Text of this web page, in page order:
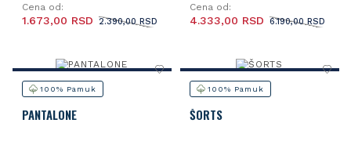
Cena od:
2.390,00 RSD
1.673,00 RSD
Cena od:
6.190,00 RSD
4.333,00 RSD
100% Pamuk
PANTALONE
100% Pamuk
ŠORTS